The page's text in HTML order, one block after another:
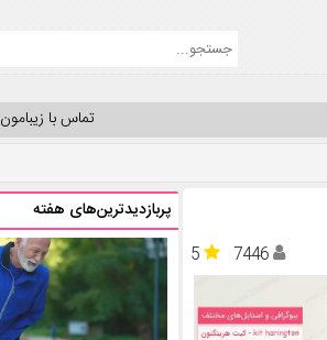
تماس با زیبامون
5
7446
پربازدیدترین‌های هفته